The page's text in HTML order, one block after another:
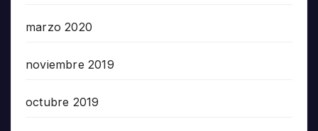
marzo 2020
noviembre 2019
octubre 2019